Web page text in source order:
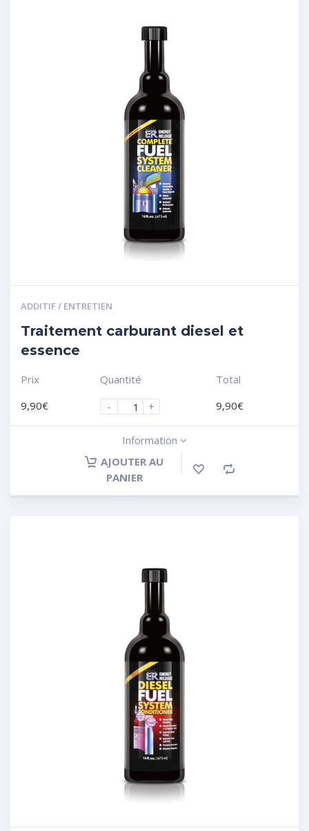
ADDITIF / ENTRETIEN
Traitement carburant diesel et
essence
Prix
9,90€
Quantité
-
+
Total
9,90€
Information
AJOUTER AU
PANIER